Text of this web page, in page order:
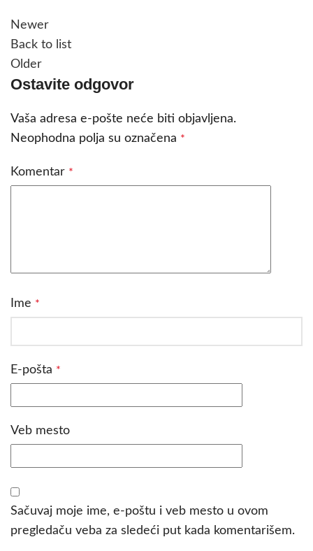
Newer
Back to list
Older
Ostavite odgovor
Vaša adresa e-pošte neće biti objavljena.
Neophodna polja su označena *
Komentar *
Ime *
E-pošta *
Veb mesto
Sačuvaj moje ime, e-poštu i veb mesto u ovom
pregledaču veba za sledeći put kada komentarišem.